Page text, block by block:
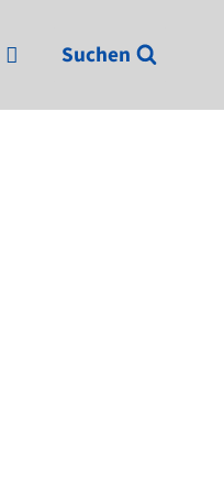
Suchen